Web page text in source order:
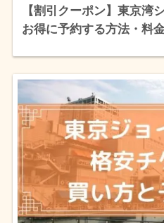
【割引クーポン】東京湾
お得に予約する方法・料